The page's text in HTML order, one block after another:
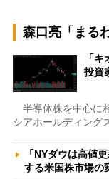
森口亮「まる
「
投資
半導体株を中心に
シアホールディング
「NYダウは高値
する米国株市場